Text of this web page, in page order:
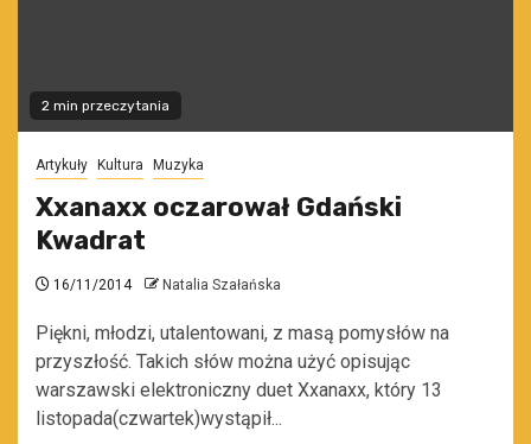
2 min przeczytania
Artykuły Kultura Muzyka
Xxanaxx oczarował Gdański
Kwadrat
16/11/2014 Natalia Szałańska
Piękni, młodzi, utalentowani, z masą pomysłów na
przyszłość. Takich słów można użyć opisując
warszawski elektroniczny duet Xxanaxx, który 13
listopada(czwartek)wystąpił...